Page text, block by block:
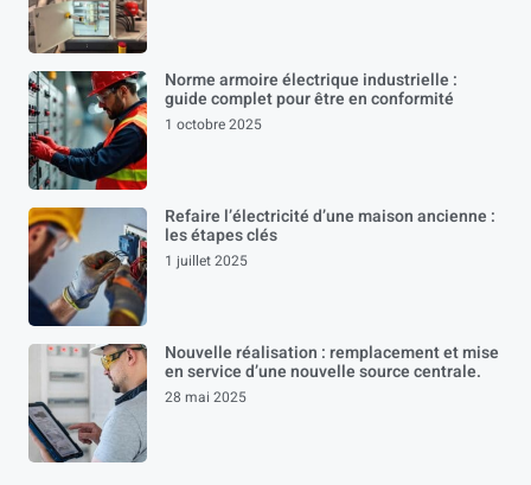
Norme armoire électrique industrielle :
guide complet pour être en conformité
1 octobre 2025
Refaire l’électricité d’une maison ancienne :
les étapes clés
1 juillet 2025
Nouvelle réalisation : remplacement et mise
en service d’une nouvelle source centrale.
28 mai 2025